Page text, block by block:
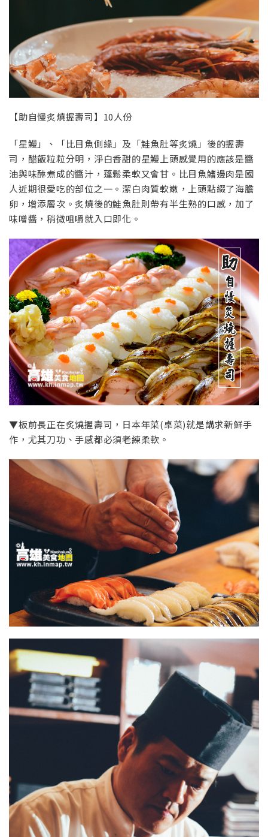
【助自慢炙燒握壽司】10人份
「星鰻」、「比目魚側緣」及「鮭魚肚等炙燒」後的握壽
司，醋飯粒粒分明，淨白香甜的星鰻上頭感覺用的應該是醬
油與味醂煮成的醬汁，蓬鬆柔軟又會甘。比目魚鰭邊肉是國
人近期很愛吃的部位之一。潔白肉質軟嫩，上頭點綴了海膽
卵，增添層次。炙燒後的鮭魚肚則帶有半生熟的口感，加了
味噌醬，稍微咀嚼就入口即化。
▼板前長正在炙燒握壽司，日本年菜(桌菜)就是講求新鮮手
作，尤其刀功、手感都必須老練柔軟。